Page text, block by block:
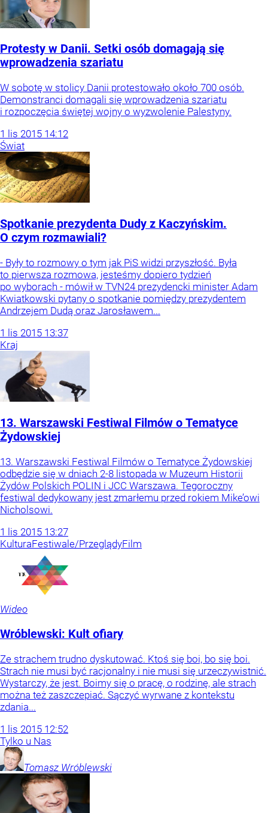
Protesty w Danii. Setki osób domagają się
wprowadzenia szariatu
W sobotę w stolicy Danii protestowało około 700 osób.
Demonstranci domagali się wprowadzenia szariatu
i rozpoczęcia świętej wojny o wyzwolenie Palestyny.
1 lis 2015 14:12
Świat
Spotkanie prezydenta Dudy z Kaczyńskim.
O czym rozmawiali?
- Były to rozmowy o tym jak PiS widzi przyszłość. Była
to pierwsza rozmowa, jesteśmy dopiero tydzień
po wyborach - mówił w TVN24 prezydencki minister Adam
Kwiatkowski pytany o spotkanie pomiędzy prezydentem
Andrzejem Dudą oraz Jarosławem...
1 lis 2015 13:37
Kraj
13. Warszawski Festiwal Filmów o Tematyce
Żydowskiej
13. Warszawski Festiwal Filmów o Tematyce Żydowskiej
odbędzie się w dniach 2-8 listopada w Muzeum Historii
Żydów Polskich POLIN i JCC Warszawa. Tegoroczny
festiwal dedykowany jest zmarłemu przed rokiem Mike’owi
Nicholsowi.
1 lis 2015 13:27
KulturaFestiwale/PrzeglądyFilm
Wideo
Wróblewski: Kult ofiary
Ze strachem trudno dyskutować. Ktoś się boi, bo się boi.
Strach nie musi być racjonalny i nie musi się urzeczywistnić.
Wystarczy, że jest. Boimy się o pracę, o rodzinę, ale strach
można też zaszczepiać. Sączyć wyrwane z kontekstu
zdania...
1 lis 2015 12:52
Tylko u Nas
Tomasz Wróblewski